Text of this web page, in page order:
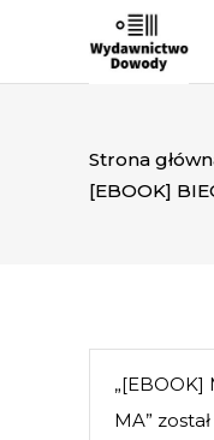
Strona
[EBOOK]
„[EBOOK]
MA”